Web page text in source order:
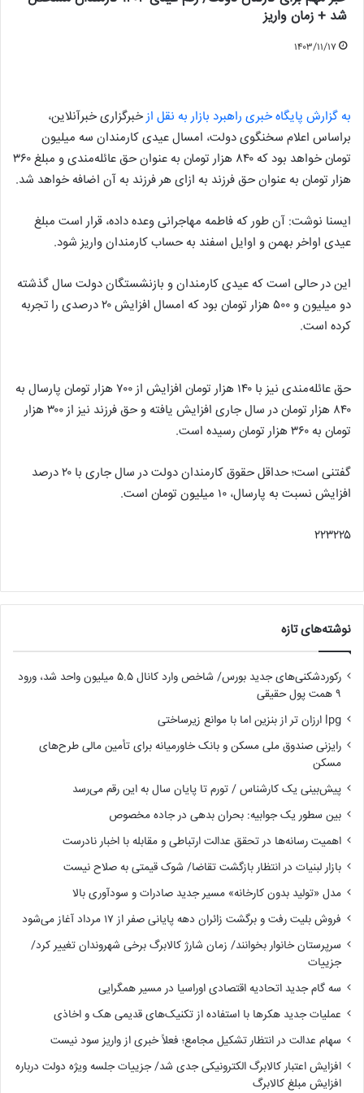
شد + زمان واریز
۱۴۰۳/۱۱/۱۷
به گزارش پایگاه خبری راهبرد بازار به نقل ازخبرگزاری خبرآنلاین،
براساس اعلام سخنگوی دولت، امسال عیدی کارمندان سه میلیون
تومان خواهد بود که ۸۴۰ هزار تومان به عنوان حق عائله‌مندی و مبلغ ۳۶۰
هزار تومان به عنوان حق فرزند به ازای هر فرزند به آن اضافه خواهد شد.
ایسنا نوشت: آن طور که فاطمه مهاجرانی وعده داده، قرار است مبلغ
عیدی‌ اواخر بهمن و اوایل اسفند به حساب کارمندان واریز شود.
این در حالی است که عیدی کارمندان و بازنشستگان دولت سال گذشته
دو میلیون و ۵۰۰ هزار تومان بود که امسال افزایش ۲۰ درصدی را تجربه
کرده است.
حق عائله‌مندی نیز با ۱۴۰ هزار تومان افزایش از ۷۰۰ هزار تومان پارسال به
۸۴۰ هزار تومان در سال جاری افزایش یافته و حق فرزند نیز از ۳۰۰ هزار
تومان به ۳۶۰ هزار تومان رسیده است.
گفتنی است؛ حداقل حقوق کارمندان دولت در سال جاری با ۲۰ درصد
افزایش نسبت به پارسال، ۱۰ میلیون تومان است.
۲۲۳۲۲۵
نوشته‌های تازه
رکوردشکنی‌های جدید بورس/ شاخص وارد کانال ۵.۵ میلیون واحد شد، ورود
۹ همت پول حقیقی
lpg ارزان تر از بنزین اما با موانع زیرساختی
رایزنی صندوق ملی مسکن و بانک خاورمیانه برای تأمین مالی طرح‌های
مسکن
پیش‌بینی یک کارشناس / تورم تا پایان سال به این رقم می‌رسد
بین سطور یک جوابیه: بحران بدهی در جاده مخصوص
اهمیت رسانه‌ها در تحقق عدالت ارتباطی و مقابله با اخبار نادرست
بازار لبنیات در انتظار بازگشت تقاضا/ شوک قیمتی به صلاح نیست
مدل «تولید بدون کارخانه» مسیر جدید صادرات و سودآوری بالا
فروش بلیت رفت و برگشت زائران دهه پایانی صفر از ۱۷ مرداد آغاز می‌شود
سرپرستان خانوار بخوانند/ زمان شارژ کالابرگ برخی شهروندان تغییر کرد/
جزییات
سه گام جدید اتحادیه اقتصادی اوراسیا در مسیر همگرایی
عملیات جدید هکرها با استفاده از تکنیک‌های قدیمی هک و اخاذی
سهام عدالت در انتظار تشکیل مجامع؛ فعلاً خبری از واریز سود نیست
افزایش اعتبار کالابرگ الکترونیکی جدی شد/ جزییات جلسه ویژه دولت درباره
افزایش مبلغ کالابرگ